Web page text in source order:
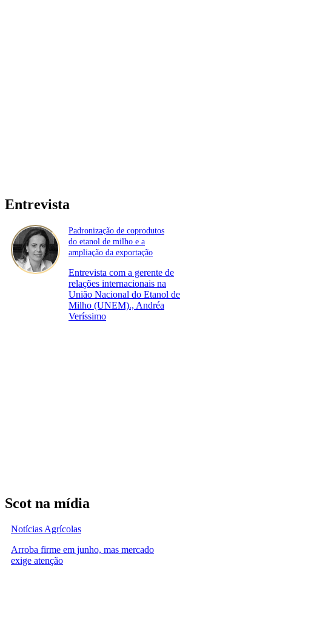
Entrevista
Padronização de coprodutos
do etanol de milho e a
ampliação da exportação
Entrevista com a gerente de
relações internacionais na
União Nacional do Etanol de
Milho (UNEM)., Andréa
Veríssimo
Scot na mídia
Notícias Agrícolas
Arroba firme em junho, mas mercado
exige atenção